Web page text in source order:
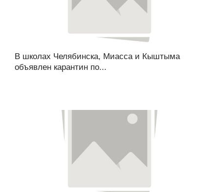
В школах Челябинска, Миасса и Кыштыма
объявлен карантин по...